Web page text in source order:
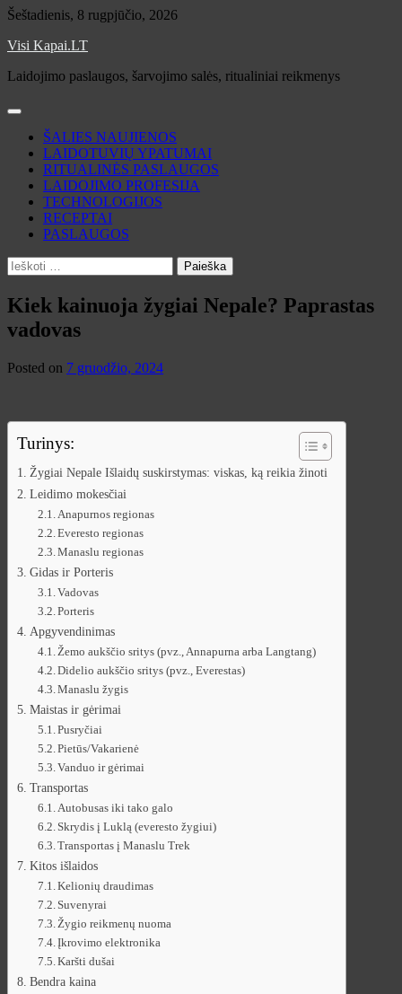
Skip
content
Šeštadienis, 8 rugpjūčio, 2026
Visi Kapai.LT
Laidojimo paslaugos, šarvojimo salės, ritualiniai reikmenys
ŠALIES NAUJIENOS
LAIDOTUVIŲ YPATUMAI
RITUALINĖS PASLAUGOS
LAIDOJIMO PROFESIJA
TECHNOLOGIJOS
RECEPTAI
PASLAUGOS
Ieškoti:
Kiek kainuoja žygiai Nepale? Paprastas
vadovas
Posted on 7 gruodžio, 2024
Turinys:
Žygiai Nepale Išlaidų suskirstymas: viskas, ką reikia žinoti
Leidimo mokesčiai
Anapurnos regionas
Everesto regionas
Manaslu regionas
Gidas ir Porteris
Vadovas
Porteris
Apgyvendinimas
Žemo aukščio sritys (pvz., Annapurna arba Langtang)
Didelio aukščio sritys (pvz., Everestas)
Manaslu žygis
Maistas ir gėrimai
Pusryčiai
Pietūs/Vakarienė
Vanduo ir gėrimai
Transportas
Autobusas iki tako galo
Skrydis į Luklą (everesto žygiui)
Transportas į Manaslu Trek
Kitos išlaidos
Kelionių draudimas
Suvenyrai
Žygio reikmenų nuoma
Įkrovimo elektronika
Karšti dušai
Bendra kaina